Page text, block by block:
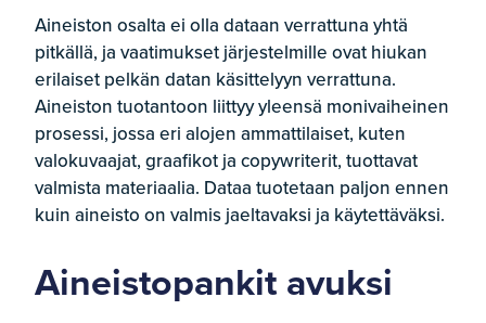
Aineiston osalta ei olla dataan verrattuna yhtä
pitkällä, ja vaatimukset järjestelmille ovat hiukan
erilaiset pelkän datan käsittelyyn verrattuna.
Aineiston tuotantoon liittyy yleensä monivaiheinen
prosessi, jossa eri alojen ammattilaiset, kuten
valokuvaajat, graafikot ja copywriterit, tuottavat
valmista materiaalia. Dataa tuotetaan paljon ennen
kuin aineisto on valmis jaeltavaksi ja käytettäväksi.
Aineistopankit avuksi